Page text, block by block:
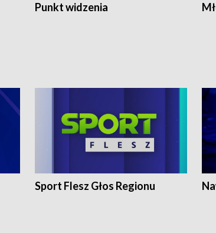
Punkt widzenia
Sport Flesz Głos Regionu